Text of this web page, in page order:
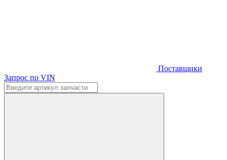
Поставщики
Запрос по VIN